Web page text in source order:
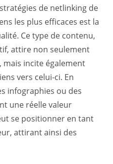
de netlinking de
les plus efficaces est la
Ce type de contenu,
attire non seulement
mais incite également
vers celui-ci. En
infographies ou des
une réelle valeur
se positionner en tant
attirant ainsi des